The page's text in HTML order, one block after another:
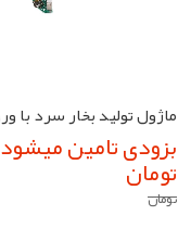
بزودی تامین میشود
تومان
تومان